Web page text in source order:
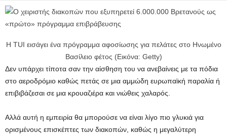
Η TUI εισάγει ένα πρόγραμμα αφοσίωσης για πελάτες στο Ηνωμένο
Βασίλειο φέτος (Εικόνα: Getty)
Δεν υπάρχει τίποτα σαν την αίσθηση του να ανεβαίνεις με τα πόδια
στο αεροδρόμιο καθώς πετάς σε μια αμμώδη ευρωπαϊκή παραλία ή
επιβιβάζεσαι σε μια κρουαζιέρα και νιώθεις χαλαρός.
Αλλά αυτή η εμπειρία θα μπορούσε να είναι λίγο πιο γλυκιά για
ορισμένους επισκέπτες των διακοπών, καθώς η μεγαλύτερη